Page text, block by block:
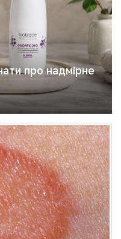
про надмірне